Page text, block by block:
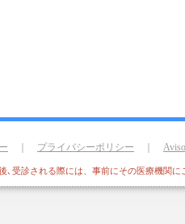
受診される際には、事前にその医療機関
プライバシーポリシー